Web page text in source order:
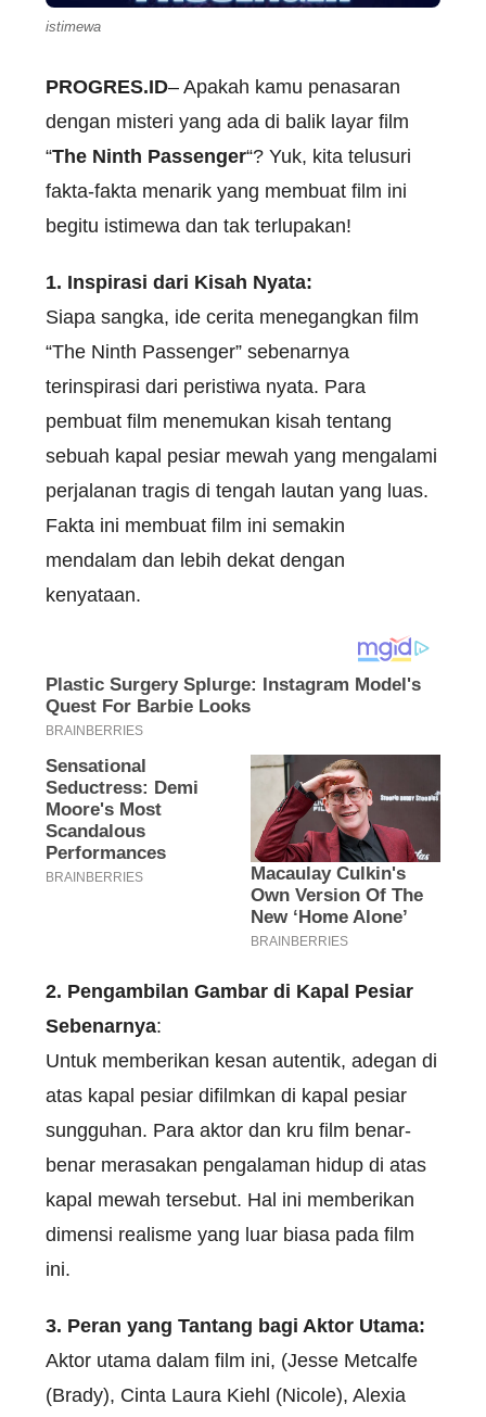
istimewa
PROGRES.ID– Apakah kamu penasaran
dengan misteri yang ada di balik layar film
“The Ninth Passenger“? Yuk, kita telusuri
fakta-fakta menarik yang membuat film ini
begitu istimewa dan tak terlupakan!
1. Inspirasi dari Kisah Nyata:
Siapa sangka, ide cerita menegangkan film
“The Ninth Passenger” sebenarnya
terinspirasi dari peristiwa nyata. Para
pembuat film menemukan kisah tentang
sebuah kapal pesiar mewah yang mengalami
perjalanan tragis di tengah lautan yang luas.
Fakta ini membuat film ini semakin
mendalam dan lebih dekat dengan
kenyataan.
2. Pengambilan Gambar di Kapal Pesiar
Sebenarnya:
Untuk memberikan kesan autentik, adegan di
atas kapal pesiar difilmkan di kapal pesiar
sungguhan. Para aktor dan kru film benar-
benar merasakan pengalaman hidup di atas
kapal mewah tersebut. Hal ini memberikan
dimensi realisme yang luar biasa pada film
ini.
3. Peran yang Tantang bagi Aktor Utama:
Aktor utama dalam film ini, (Jesse Metcalfe
(Brady), Cinta Laura Kiehl (Nicole), Alexia